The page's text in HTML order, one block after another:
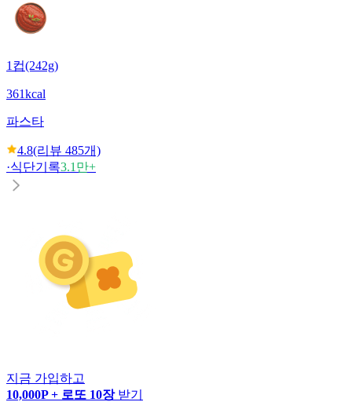
1컵(242g)
361kcal
파스타
4.8(리뷰 485개)
·식단기록3.1만+
지금 가입하고
10,000P + 로또 10장 받기